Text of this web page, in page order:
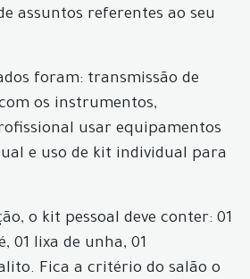
assuntos referentes ao seu
foram: transmissão de
os instrumentos,
usar equipamentos
e uso de kit individual para
o kit pessoal deve conter: 01
01 lixa de unha, 01
Fica a critério do salão o